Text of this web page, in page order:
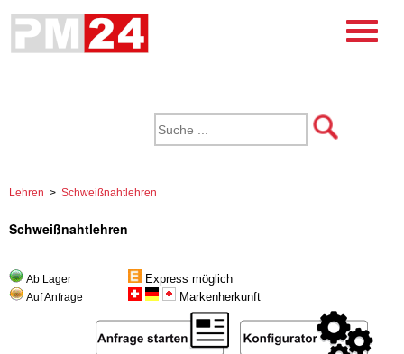
Lehren > Schweißnahtlehren
Schweißnahtlehren
Ab Lager
Auf Anfrage
Express möglich
Markenherkunft